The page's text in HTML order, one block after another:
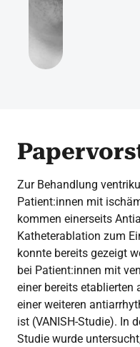
Zur Behandlung
Patient:innen mit
kommen einerseits
Katheterablation zum
konnte bereits gezeigt
bei Patient:innen mit
einer bereits
einer weiteren
ist (VANISH-Studie). In
Studie wurde